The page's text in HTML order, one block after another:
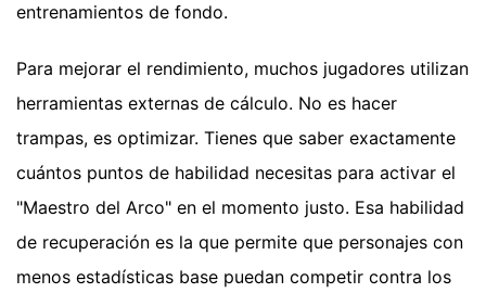
entrenamientos de fondo.
Para mejorar el rendimiento, muchos jugadores utilizan
herramientas externas de cálculo. No es hacer
trampas, es optimizar. Tienes que saber exactamente
cuántos puntos de habilidad necesitas para activar el
"Maestro del Arco" en el momento justo. Esa habilidad
de recuperación es la que permite que personajes con
menos estadísticas base puedan competir contra los